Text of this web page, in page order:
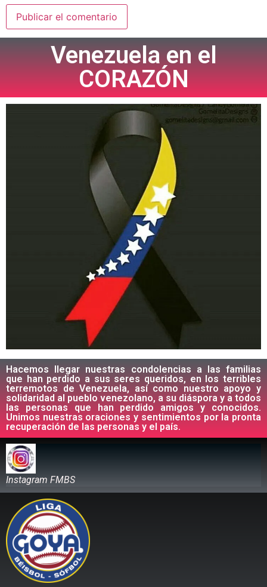
Venezuela en el
CORAZÓN
Hacemos llegar nuestras condolencias a las familias
que han perdido a sus seres queridos, en los terribles
terremotos de Venezuela, así como nuestro apoyo y
solidaridad al pueblo venezolano, a su diáspora y a todos
las personas que han perdido amigos y conocidos.
Unimos nuestras oraciones y sentimientos por la pronta
recuperación de las personas y el país.
Instagram FMBS